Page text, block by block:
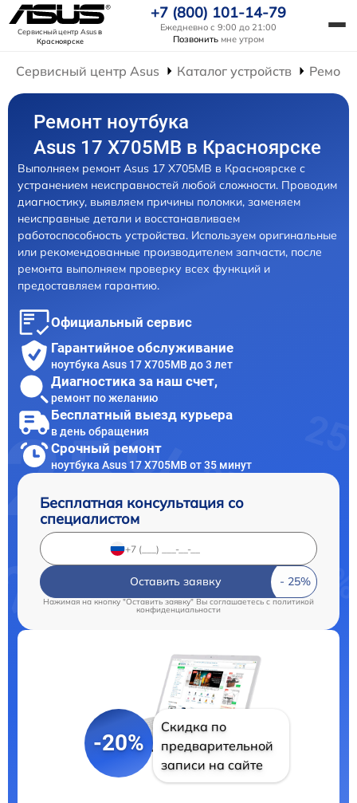
Сервисный центр Asusв
Красноярске
+7 (800) 101-14-79
Ежедневно с 9:00 до 21:00
Позвонить мне утром
Сервисный центр Asus Каталог устройств
Ремонт ноутбука
Asus 17 X705MB в Красноярске
Выполняем ремонт Asus 17 X705MB в Красноярске с
устранением неисправностей любой сложности. Проводим
диагностику, выявляем причины поломки, заменяем
неисправные детали и восстанавливаем
работоспособность устройства. Используем оригинальные
или рекомендованные производителем запчасти, после
ремонта выполняем проверку всех функций и
предоставляем гарантию.
Официальный сервис
Гарантийное обслуживание
ноутбука Asus 17 X705MB до 3 лет
Диагностика за наш счет,
ремонт по желанию
Бесплатный выезд курьера
в день обращения
Срочный ремонт
ноутбука Asus 17 X705MB от 35 минут
Бесплатная консультация со
специалистом
Оставить заявку
Нажимая на кнопку "Оставить заявку" Вы соглашаетесь c политикой
конфиденциальности
-20%
Скидка по
предварительной
записи на сайте